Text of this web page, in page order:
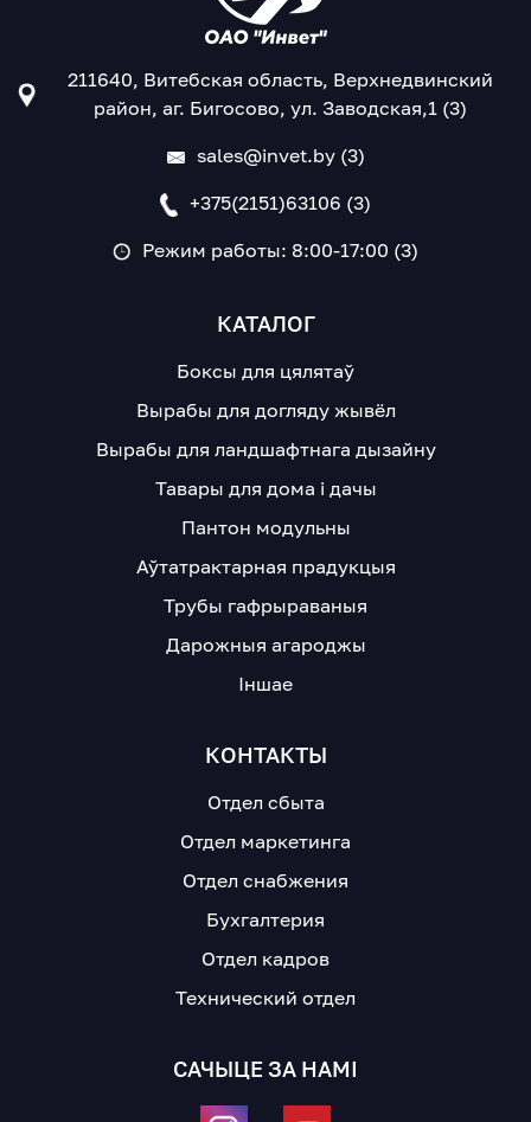
211640, Витебская область, Верхнедвинский
район, аг. Бигосово, ул. Заводская,1 (3)
sales@invet.by (3)
+375(2151)63106 (3)
Режим работы: 8:00-17:00 (3)
КАТАЛОГ
Боксы для цялятаў
Вырабы для догляду жывёл
Вырабы для ландшафтнага дызайну
Тавары для дома і дачы
Пантон модульны
Аўтатрактарная прадукцыя
Трубы гафрыраваныя
Дарожныя агароджы
Іншае
КОНТАКТЫ
Отдел сбыта
Отдел маркетинга
Отдел снабжения
Бухгалтерия
Отдел кадров
Технический отдел
САЧЫЦЕ ЗА НАМІ